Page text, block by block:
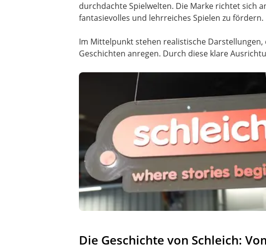
durchdachte Spielwelten. Die Marke richtet sich
fantasievolles und lehrreiches Spielen zu fördern.
Im Mittelpunkt stehen realistische
Geschichten anregen. Durch diese klare
Die Geschichte von Schleich: